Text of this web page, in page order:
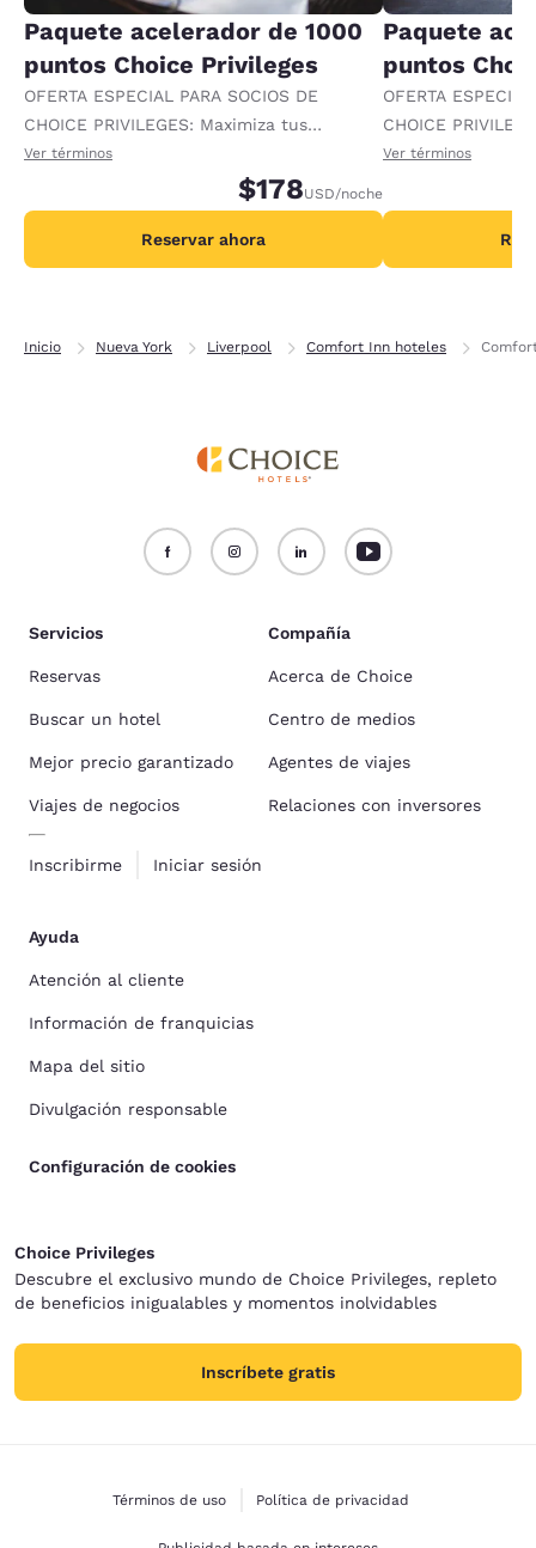
Paquete acelerador de 1000
puntos Choice Privileges
OFERTA ESPECIAL PARA SOCIOS DE
CHOICE PRIVILEGES: Maximiza tus
recompensas al recibir 1000 puntos
Ver términos
$178USD/noche
Reservar ahora
Paquete
puntos
OFERTA
CHOICE
recompensas al
Ver términos
Inicio Nueva York Liverpool Comfort Inn hoteles
Servicios
Reservas
Buscar un hotel
Mejor precio garantizado
Viajes de negocios
Inscribirme Iniciar sesión
Compañía
Acerca de Choice
Centro de medios
Agentes de viajes
Relaciones con inversores
Ayuda
Atención al cliente
Información de franquicias
Mapa del sitio
Divulgación responsable
Configuración de cookies
Choice Privileges
Descubre el exclusivo mundo de Choice Privileges, repleto
de beneficios inigualables y momentos inolvidables
Inscríbete gratis
Términos de uso Política de privacidad